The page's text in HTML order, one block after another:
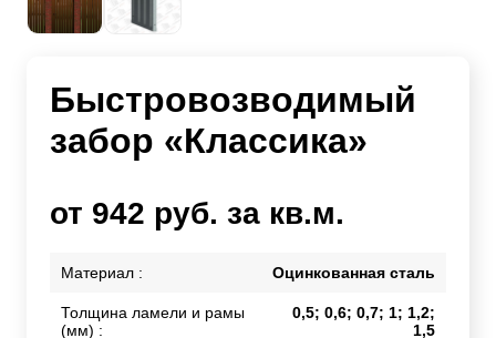
Быстровозводимый
забор «Классика»
от 942 руб. за кв.м.
Материал : Оцинкованная сталь
Толщина ламели и рамы
(мм) :
0,5; 0,6; 0,7; 1; 1,2;
1,5